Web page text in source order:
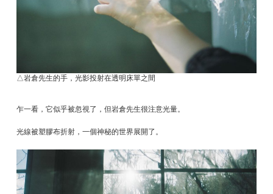
△岩倉先生的手，光影投射在透明床單之間
乍一看，它似乎被忽視了，但岩倉先生很注意光量。
光線被塑膠布折射，一個神秘的世界展開了。